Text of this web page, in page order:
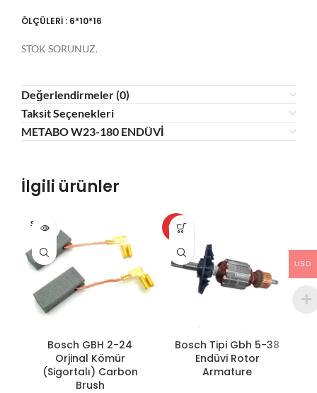
ÖLÇÜLERİ : 6*10*16
STOK SORUNUZ.
Değerlendirmeler (0)
Taksit Seçenekleri
METABO W23-180 ENDÜVİ
İlgili ürünler
SOLD O
UT
Bosch GBH 2-24
Orjinal Kömür
(Sigortalı) Carbon
Brush
HOT
Bosch Tipi Gbh 5-38
Endüvi Rotor
Armature
USD